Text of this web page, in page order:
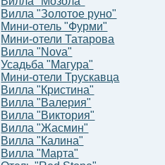
Вилла "Золотое руно"
Мини-отель "Фурми"
Мини-отели Татарова
Вилла "Nova"
Усадьба "Магура"
Мини-отели Трускавца
Вилла "Кристина"
Вилла "Валерия"
Вилла "Виктория"
Вилла "Жасмин"
Вилла "Калина"
Вилла "Марта"